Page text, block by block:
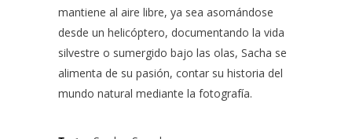
mantiene al aire libre, ya sea asomándose
desde un helicóptero, documentando la vida
silvestre o sumergido bajo las olas, Sacha se
alimenta de su pasión, contar su historia del
mundo natural mediante la fotografía.